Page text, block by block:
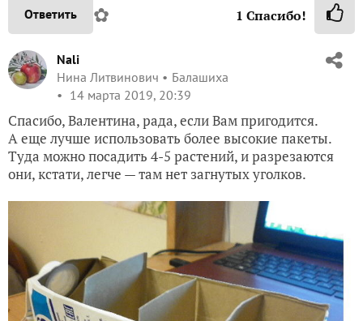
Ответить ✿ 1 Спасибо!
Nali
Нина Литвинович
Балашиха
14 марта 2019, 20:39
Спасибо, Валентина, рада, если Вам пригодится.
А еще лучше использовать более высокие пакеты.
Туда можно посадить 4-5 растений, и разрезаются
они, кстати, легче — там нет загнутых уголков.